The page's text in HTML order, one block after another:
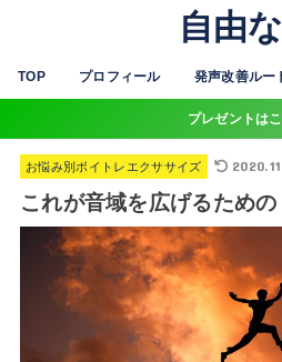
自由
TOP プロフィール 発声改善ルー
プレゼントは
お悩み別ボイトレエクササイズ
これが音域を広げるための